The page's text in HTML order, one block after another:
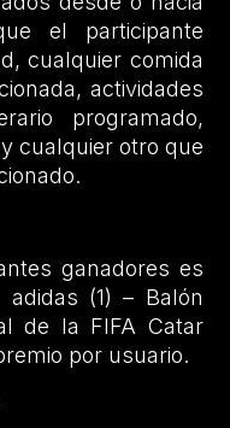
el participante
cualquier comida
actividades
programado,
cualquier otro que
ganadores es
(1) – Balón
de la FIFA Catar
por usuario.